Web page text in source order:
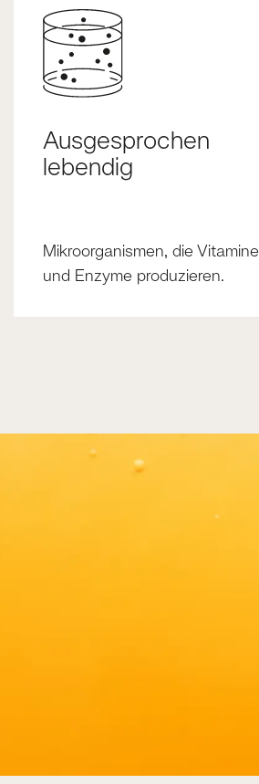
Ausgesprochen
lebendig
Mikroorganismen, die Vitamine
und Enzyme produzieren.